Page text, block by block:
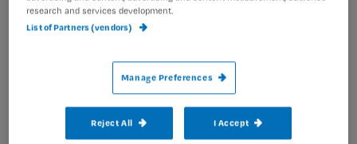
Gratis whitepaper over
palliatieve sedatie
research and services development.
List of Partners (vendors)
Manage Preferences
Reject All I Accept